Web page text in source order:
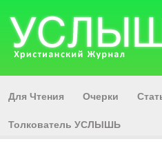
Для Чтения Очерки
Толкователь УСЛЫШЬ